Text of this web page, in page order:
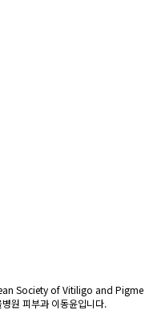
Society of Vitiligo and Pigme
원 피부과 이동윤입니다.